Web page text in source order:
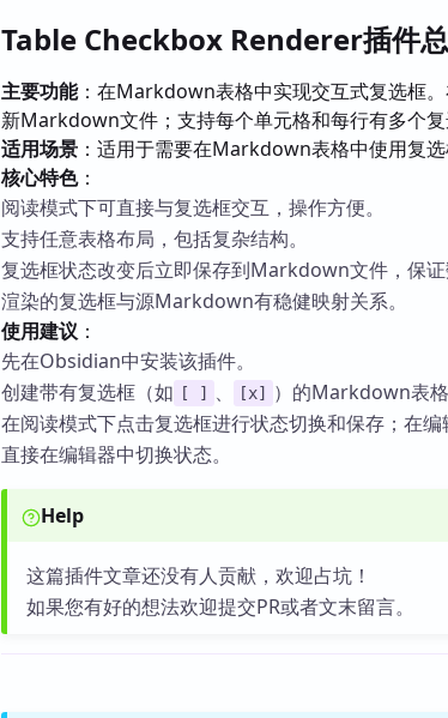
Table Checkbox Renderer插件
主要功能：在Markdown表格中实现交互式复选框
新Markdown文件；支持每个单元格和每行有多个复
适用场景 ：适用于需要在Markdown表格中使用复
核心特色：
阅读模式下可直接与复选框交互，操作方便。
支持任意表格布局，包括复杂结构。
复选框状态改变后立即保存到Markdown文件，保证
渲染的复选框与源Markdown有稳健映射关系。
使用建议 ：
先在Obsidian中安装该插件。
创建带有复选框（如
[ ] 、 [x]
）的Markdown表格
在阅读模式下点击复选框进行状态切换和保存；在
直接在编辑器中切换状态。
Help
这篇插件文章还没有人贡献，欢迎占坑！
如果您有好的想法欢迎提交PR或者文末留言。